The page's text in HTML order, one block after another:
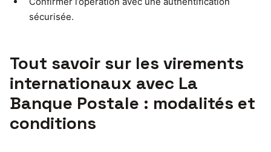
sécurisée.
Tout savoir sur les virements
internationaux avec La
Banque Postale : modalités et
conditions